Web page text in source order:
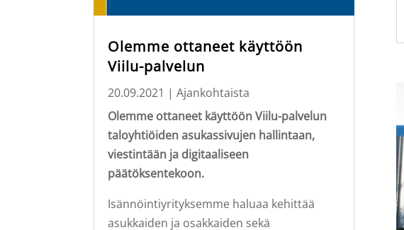
Olemme ottaneet käyttöön
Viilu-palvelun
20.09.2021 | Ajankohtaista
Olemme ottaneet käyttöön Viilu-palvelun
taloyhtiöiden asukassivujen hallintaan,
viestintään ja digitaaliseen
päätöksentekoon.
Isännöintiyrityksemme haluaa kehittää
asukkaiden ja osakkaiden sekä